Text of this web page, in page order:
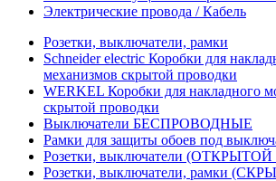
Электрические провода / Кабель
Розетки, выключатели, рамки
Schneider electric Коробки для
механизмов скрытой проводки
WERKEL Коробки для накладного
скрытой проводки
Выключатели БЕСПРОВОДНЫЕ
Рамки для защиты обоев под
Розетки, выключатели (ОТКРЫТОЙ
Розетки, выключатели, рамки